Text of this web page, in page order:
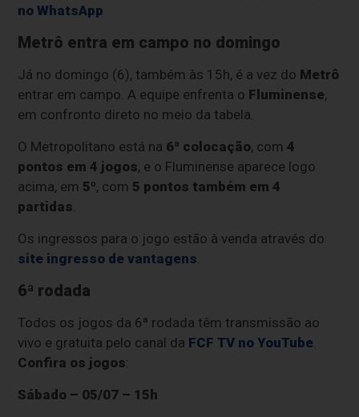
no WhatsApp
Metrô entra em campo no domingo
Já no domingo (6), também às 15h, é a vez do Metrô
entrar em campo. A equipe enfrenta o Fluminense,
em confronto direto no meio da tabela.
O Metropolitano está na 6ª colocação, com4
pontos em 4 jogos, e o Fluminense aparece logo
acima, em 5º, com 5 pontos também em 4
partidas.
Os ingressos para o jogo estão à venda através do
site ingresso de vantagens.
6ª rodada
Todos os jogos da 6ª rodada têm transmissão ao
vivo e gratuita pelo canal da FCF TV no YouTube.
Confira os jogos:
Sábado – 05/07 – 15h